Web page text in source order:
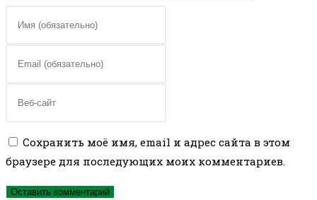
или
пользователя,
прокомментировать
адрес,
прокомментировать
веб-
сайта
(необязательно)
Сохранить моё имя, email и адрес сайта в этом
браузере для последующих моих комментариев.